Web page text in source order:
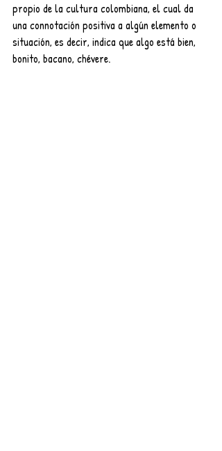
propio de la cultura colombiana, el cual da
una connotación positiva a algún elemento o
situación, es decir, indica que algo está bien,
bonito, bacano, chévere.